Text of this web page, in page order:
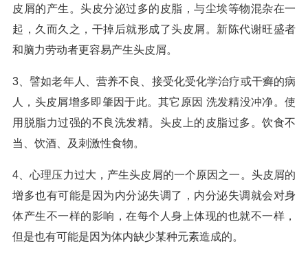
皮屑的产生。头皮分泌过多的皮脂，与尘埃等物混杂在一
起，久而久之，干掉后就形成了头皮屑。新陈代谢旺盛者
和脑力劳动者更容易产生头皮屑。
3、譬如老年人、营养不良、接受化受化学治疗或干癣的病
人，头皮屑增多即肇因于此。其它原因 洗发精没冲净。使
用脱脂力过强的不良洗发精。头皮上的皮脂过多。饮食不
当、饮酒、及刺激性食物。
4、心理压力过大，产生头皮屑的一个原因之一。头皮屑的
增多也有可能是因为内分泌失调了，内分泌失调就会对身
体产生不一样的影响，在每个人身上体现的也就不一样，
但是也有可能是因为体内缺少某种元素造成的。